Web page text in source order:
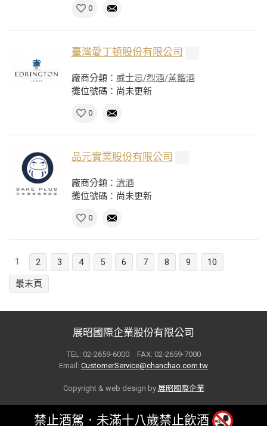
0
臺灣愛丁頓股份有限公司
廠商分類： 威士忌/烈酒/蒸餾酒
攤位號碼：尚未更新
0
品元實業股份有限公司
廠商分類： 清酒
攤位號碼：尚未更新
0
1 2 3 4 5 6 7 8 9
10
最末頁
展昭國際企業股份有限公司
TEL: 02-2659-6000 FAX: 02-2659-7000
Email: CustomerService@chanchao.com.tw
Copyright & web design by 展昭國際企業
禁止酒駕．未滿十八歲禁止飲酒